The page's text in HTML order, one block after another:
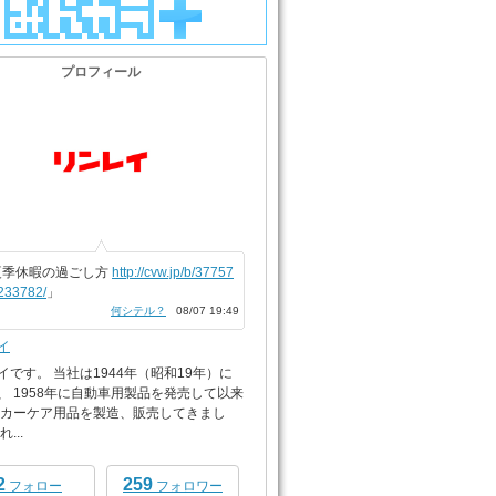
プロフィール
休暇の過ごし方 http://cvw.jp/b/37757
」
何シテル？ 08/07 19:49
です。 当社は1944年（昭和19年）に
1958年に自動車用製品を発売して以来
ーケア用品を製造、販売してきまし
...
フォロー 259 フォロワー